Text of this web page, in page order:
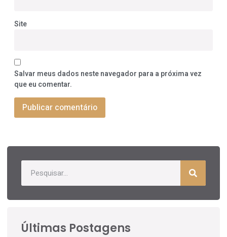
Site
Salvar meus dados neste navegador para a próxima vez
que eu comentar.
Últimas Postagens